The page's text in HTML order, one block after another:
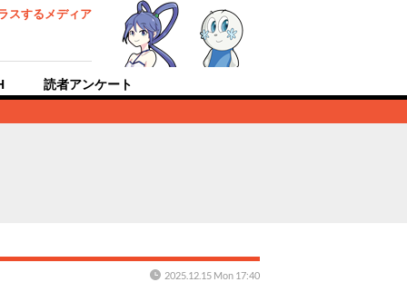
スするメディア
読者アンケート
2025.12.15 Mon 17:40